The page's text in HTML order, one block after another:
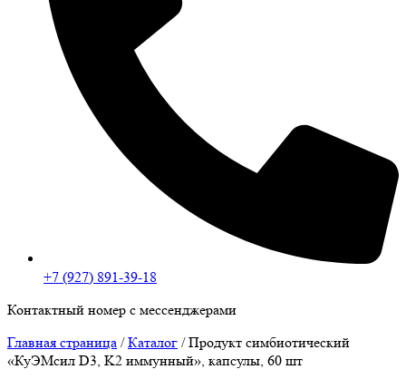
+7 (927) 891-39-18
Контактный номер с мессенджерами
Главная страница /Каталог /Продукт симбиотический
«КуЭМсил D3, K2 иммунный», капсулы, 60 шт